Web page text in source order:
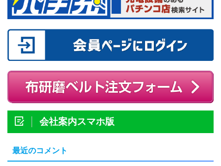
会社案内スマホ版
最近のコメント